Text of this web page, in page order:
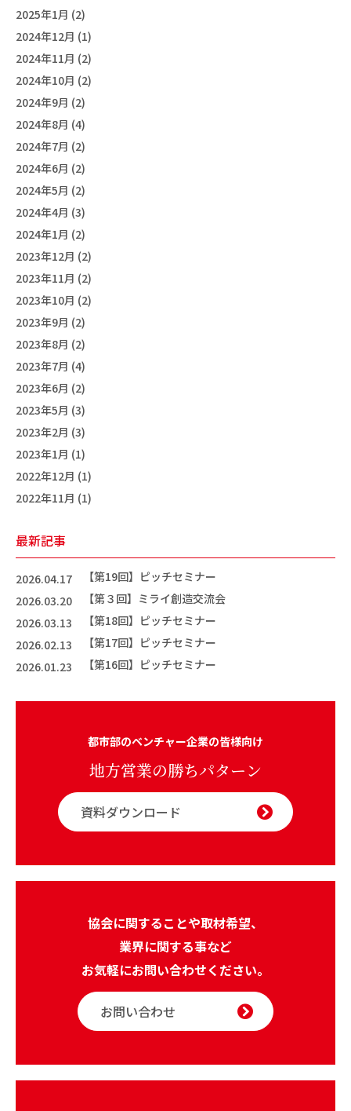
2025年1月 (2)
2024年12月 (1)
2024年11月 (2)
2024年10月 (2)
2024年9月 (2)
2024年8月 (4)
2024年7月 (2)
2024年6月 (2)
2024年5月 (2)
2024年4月 (3)
2024年1月 (2)
2023年12月 (2)
2023年11月 (2)
2023年10月 (2)
2023年9月 (2)
2023年8月 (2)
2023年7月 (4)
2023年6月 (2)
2023年5月 (3)
2023年2月 (3)
2023年1月 (1)
2022年12月 (1)
2022年11月 (1)
最新記事
2026.04.17
【第19回】ピッチセミナー
2026.03.20
【第３回】ミライ創造交流会
2026.03.13
【第18回】ピッチセミナー
2026.02.13
【第17回】ピッチセミナー
2026.01.23
【第16回】ピッチセミナー
都市部のベンチャー企業の皆様向け
地方営業の勝ちパターン
資料ダウンロード
協会に関することや取材希望、
業界に関する事など
お気軽にお問い合わせください。
お問い合わせ